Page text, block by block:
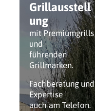
Grillausstell
ung
mit Premiumgrills
und
führenden
Grillmarken.
Fachberatung und
Expertise
auch am Telefon.